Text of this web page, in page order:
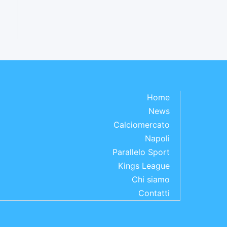
Home
News
Calciomercato
Napoli
Parallelo Sport
Kings League
Chi siamo
Contatti